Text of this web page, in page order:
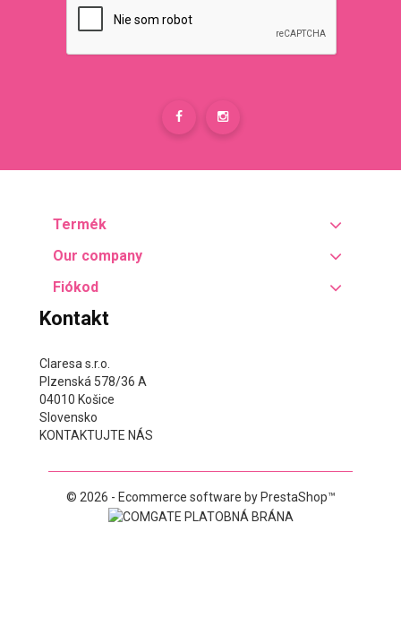
Termék
Our company
Fiókod
Kontakt
Claresa s.r.o.
Plzenská 578/36 A
04010 Košice
Slovensko
KONTAKTUJTE NÁS
© 2026 - Ecommerce software by PrestaShop™